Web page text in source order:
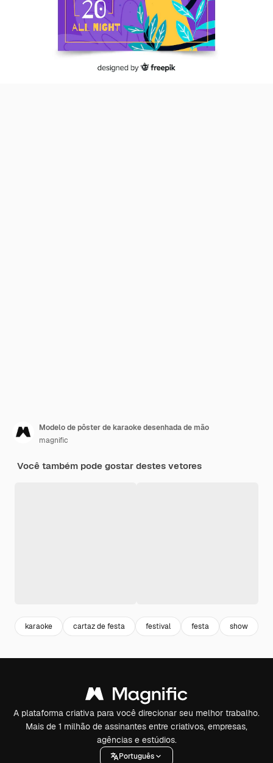
Modelo de pôster de karaoke desenhada de mão
magnific
Você também pode gostar destes vetores
karaoke cartaz de festa festival festa show
A plataforma criativa para você direcionar seu melhor trabalho.
Mais de 1 milhão de assinantes entre criativos, empresas,
agências e estúdios.
Português